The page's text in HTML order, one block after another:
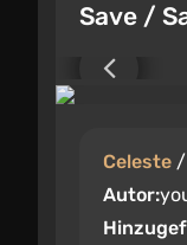
Save /
Celeste /
Autor: